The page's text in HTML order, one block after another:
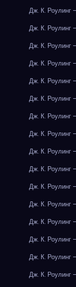
Дж. К. Роулинг
Дж. К. Роулинг
Дж. К. Роулинг
Дж. К. Роулинг
Дж. К. Роулинг
Дж. К. Роулинг
Дж. К. Роулинг
Дж. К. Роулинг
Дж. К. Роулинг
Дж. К. Роулинг
Дж. К. Роулинг
Дж. К. Роулинг
Дж. К. Роулинг
Дж. К. Роулинг
Дж. К. Роулинг
Дж. К. Роулинг